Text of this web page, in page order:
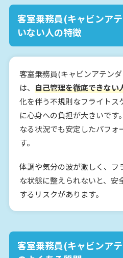
客室乗務員(キャビンア
いない人の特徴
客室乗務員(キャビンアテン
は、 自己管理を徹底できない
化を伴う不規則なフライトス
に心身への負担が大きいです
なる状況でも安定したパフォ
す。
体調や気分の波が激しく、フ
な状態に整えられないと、安
するリスクがあります。
客室乗務員(キャビンア